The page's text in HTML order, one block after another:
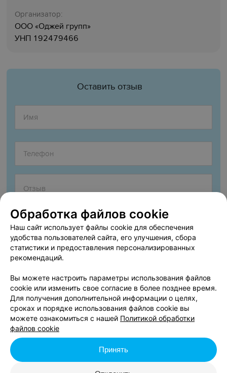
Организатор:
ООО «Оджей групп»
УНП 192479466
Оставить отзыв
Согласен опубликовать отзыв. Подробнее об
прав
Добавить отзыв
Нажимая кнопку «Добавить отзыв», вы принимаете
Пользовательского соглашения
Обработка файлов cookie
Наш сайт использует файлы cookie для обеспечения
удобства пользователей сайта, его улучшения, сбора
статистики и предоставления персонализированных
рекомендаций.
Вы можете настроить параметры использования файлов
cookie или изменить свое согласие в более позднее время.
Для получения дополнительной информации о целях,
сроках и порядке использования файлов cookie вы
можете ознакомиться с нашей Политикой обработки
файлов cookie
Принять